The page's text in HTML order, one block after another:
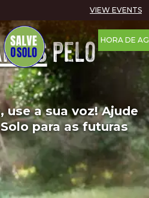
VIEW EVENTS
HORA DE
pelo
use a sua voz! Ajude
para as futuras